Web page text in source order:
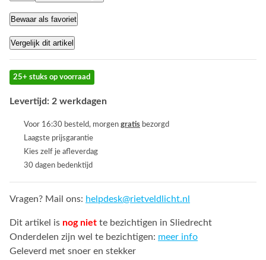
Bewaar als favoriet
Vergelijk dit artikel
25+ stuks op voorraad
Levertijd: 2 werkdagen
Voor 16:30 besteld, morgen gratis bezorgd
Laagste prijsgarantie
Kies zelf je afleverdag
30 dagen bedenktijd
Vragen? Mail ons: helpdesk@rietveldlicht.nl
Dit artikel is nog niet te bezichtigen in Sliedrecht
Onderdelen zijn wel te bezichtigen: meer info
Geleverd met snoer en stekker